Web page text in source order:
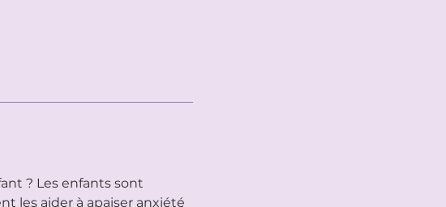
? Les enfants sont
les aider à apaiser anxiété